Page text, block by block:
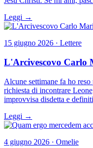
Leggi →
15 giugno 2026 · Lettere
L'Arcivescovo Carlo
Alcune settimane fa ho
richiesta di incontrare
improvvisa disdetta e
Leggi →
4 giugno 2026 · Omelie